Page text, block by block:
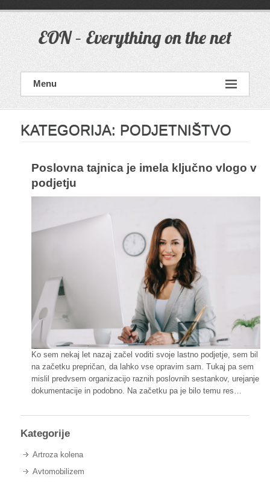
EON – Everything on the net
Menu
KATEGORIJA: PODJETNIŠTVO
Poslovna tajnica je imela ključno vlogo v
podjetju
Ko sem nekaj let nazaj začel voditi svoje lastno podjetje, sem bil
na začetku prepričan, da lahko vse opravim sam. Tukaj pa sem
mislil predvsem organizacijo raznih poslovnih sestankov, urejanje
dokumentacije in podobno. Na začetku pa je bilo temu res…
Kategorije
Artroza kolena
Avtomobilizem